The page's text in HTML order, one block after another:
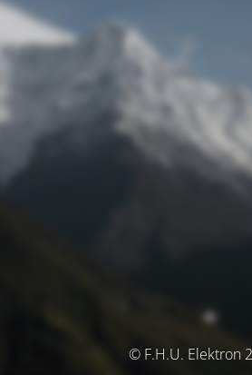
© F.H.U. Elektron